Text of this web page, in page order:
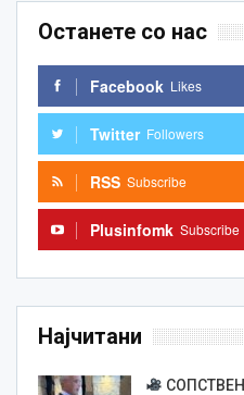
Останете со нас
Facebook Likes
Twitter Followers
RSS Subscribe
Plusinfomk Subscribe
Најчитани